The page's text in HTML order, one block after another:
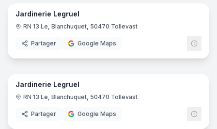
Jardinerie Legruel
RN 13 Le, Blanchuquet, 50470 Tollevast
Partager Google Maps
94
Jardinerie Legruel
RN 13 Le, Blanchuquet, 50470 Tollevast
Partager Google Maps